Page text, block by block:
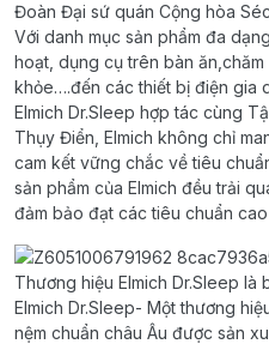
Đoàn Đại sứ quán Cộng hòa
Với danh mục sản phẩm đa
hoạt, dụng cụ trên bàn
khỏe….đến các thiết bị điện gia
Elmich Dr.Sleep hợp tác cùng
Thụy Điển, Elmich không chỉ
cam kết vững chắc về tiêu
sản phẩm của Elmich đều trải
đảm bảo đạt các tiêu chuẩn
Thương hiệu Elmich Dr.Sleep
Elmich Dr.Sleep- Một thương
nệm chuẩn châu Âu được sản